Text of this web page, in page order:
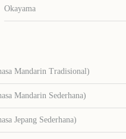
Okayama
Mandarin Tradisional)
Mandarin Sederhana)
Jepang Sederhana)